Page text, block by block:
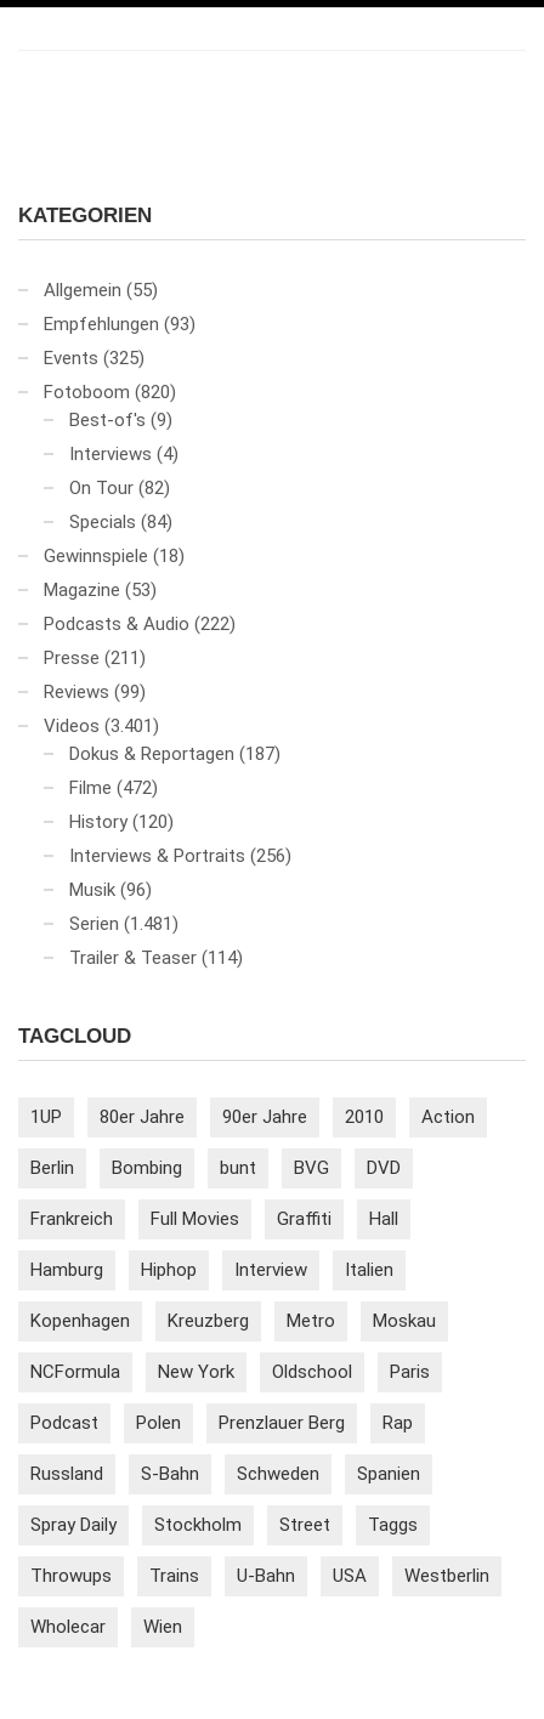
KATEGORIEN
Allgemein (55)
Empfehlungen (93)
Events (325)
Fotoboom (820)
Best-of's (9)
Interviews (4)
On Tour (82)
Specials (84)
Gewinnspiele (18)
Magazine (53)
Podcasts & Audio (222)
Presse (211)
Reviews (99)
Videos (3.401)
Dokus & Reportagen (187)
Filme (472)
History (120)
Interviews & Portraits (256)
Musik (96)
Serien (1.481)
Trailer & Teaser (114)
TAGCLOUD
1UP 80er Jahre 90er Jahre 2010 Action
Berlin Bombing bunt BVG DVD
Frankreich Full Movies Graffiti Hall
Hamburg Hiphop Interview Italien
Kopenhagen Kreuzberg Metro Moskau
NCFormula New York Oldschool Paris
Podcast Polen Prenzlauer Berg Rap
Russland S-Bahn Schweden Spanien
Spray Daily Stockholm Street Taggs
Throwups Trains U-Bahn USA Westberlin
Wholecar Wien